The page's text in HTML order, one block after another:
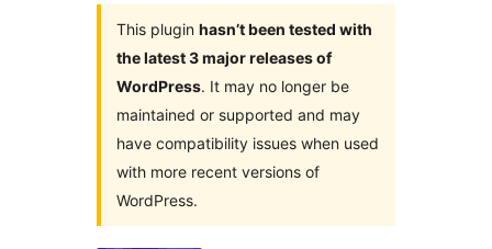
This plugin hasn’t been tested with
the latest 3 major releases of
WordPress. It may no longer be
maintained or supported and may
have compatibility issues when used
with more recent versions of
WordPress.